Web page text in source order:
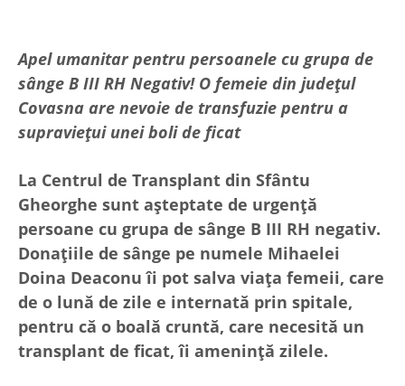
Apel umanitar pentru persoanele cu grupa de
sânge B III RH Negativ! O femeie din județul
Covasna are nevoie de transfuzie pentru a
supraviețui unei boli de ficat
La Centrul de Transplant din Sfântu
Gheorghe sunt așteptate de urgență
persoane cu grupa de sânge B III RH negativ.
Donațiile de sânge pe numele Mihaelei
Doina Deaconu îi pot salva viața femeii, care
de o lună de zile e internată prin spitale,
pentru că o boală cruntă, care necesită un
transplant de ficat, îi amenință zilele.